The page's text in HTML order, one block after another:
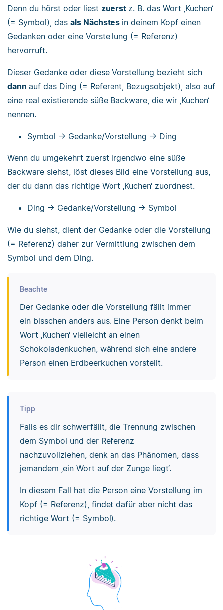
Denn du hörst oder liest zuerst z. B. das Wort ‚Kuchen‘
(= Symbol), das als Nächstes in deinem Kopf einen
Gedanken oder eine Vorstellung (= Referenz)
hervorruft.
Dieser Gedanke oder diese Vorstellung bezieht sich
dann auf das Ding (= Referent, Bezugsobjekt), also auf
eine real existierende süße Backware, die wir ‚Kuchen‘
nennen.
Symbol → Gedanke/Vorstellung → Ding
Wenn du umgekehrt zuerst irgendwo eine süße
Backware siehst, löst dieses Bild eine Vorstellung aus,
der du dann das richtige Wort ‚Kuchen‘ zuordnest.
Ding → Gedanke/Vorstellung → Symbol
Wie du siehst, dient der Gedanke oder die Vorstellung
(= Referenz) daher zur Vermittlung zwischen dem
Symbol und dem Ding.
Beachte
Der Gedanke oder die Vorstellung fällt immer
ein bisschen anders aus. Eine Person denkt beim
Wort ‚Kuchen‘ vielleicht an einen
Schokoladenkuchen, während sich eine andere
Person einen Erdbeerkuchen vorstellt.
Tipp
Falls es dir schwerfällt, die Trennung zwischen
dem Symbol und der Referenz
nachzuvollziehen, denk an das Phänomen, dass
jemandem ‚ein Wort auf der Zunge liegt‘.
In diesem Fall hat die Person eine Vorstellung im
Kopf (= Referenz), findet dafür aber nicht das
richtige Wort (= Symbol).